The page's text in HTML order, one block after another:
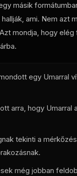
másik
ami. Nem azt
mondja, hogy elég
egy Umarral
arra, hogy Umarral
tekinti a
még jobban